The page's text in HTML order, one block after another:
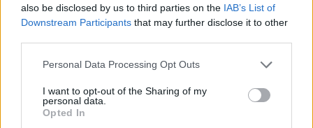
also be disclosed by us to third parties on the IAB’s List of
Downstream Participants that may further disclose it to other
Personal Data Processing Opt Outs
I want to opt-out of the Sharing of my
personal data.
Opted In
Depressie - antidepressiva overig
Amitriptyline (699)
Depressie - antidepressiva TCA
Efexor (665)
Ethinylestradiol / Levonorgestrel (656)
Anticonceptie - eenfase